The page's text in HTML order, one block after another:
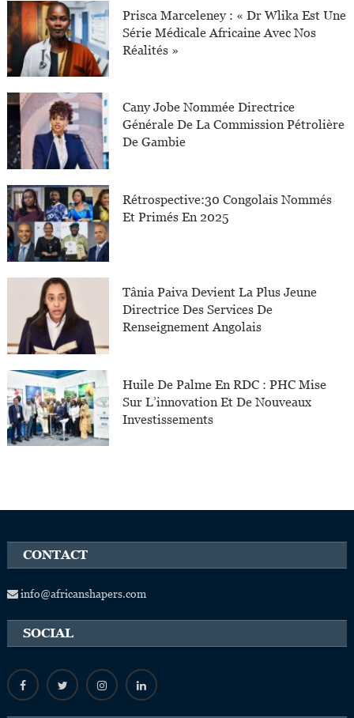
Prisca Marceleney : « Dr Wlika Est Une
Série Médicale Africaine Avec Nos
Réalités »
Cany Jobe Nommée Directrice
Générale De La Commission Pétrolière
De Gambie
Rétrospective:30 Congolais Nommés
Et Primés En 2025
Tânia Paiva Devient La Plus Jeune
Directrice Des Services De
Renseignement Angolais
Huile De Palme En RDC : PHC Mise
Sur L’innovation Et De Nouveaux
Investissements
CONTACT
info@africanshapers.com
SOCIAL